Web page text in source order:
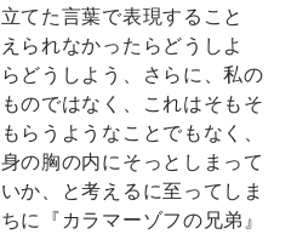
てた言葉で表現すること
られなかったらどうしよ
どうしよう、さらに、私の
のではなく、これはそもそ
らうようなことでもなく、
の胸の内にそっとしまって
か、と考えるに至ってしま
に『カラマーゾフの兄弟』